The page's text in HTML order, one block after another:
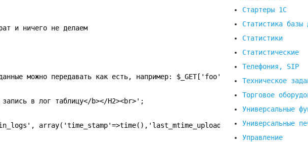
и ничего не делаем
можно передавать как есть, например: $_GET['foo']
в лог таблицу</b></H2><br>';
Стартеры 1С
Статистика базы
Статистики
Статистические
Телефония, SIP
Техническое
Торговое
Универсальные
Универсальные
Управление